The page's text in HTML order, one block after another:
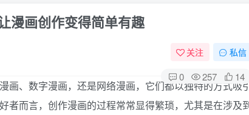
漫画创作变得简单有趣
关注 私信
0 257 14
画、数字漫画，还是网络漫画，它们都以独特的方式吸
者而言，创作漫画的过程常常显得繁琐，尤其是在涉及